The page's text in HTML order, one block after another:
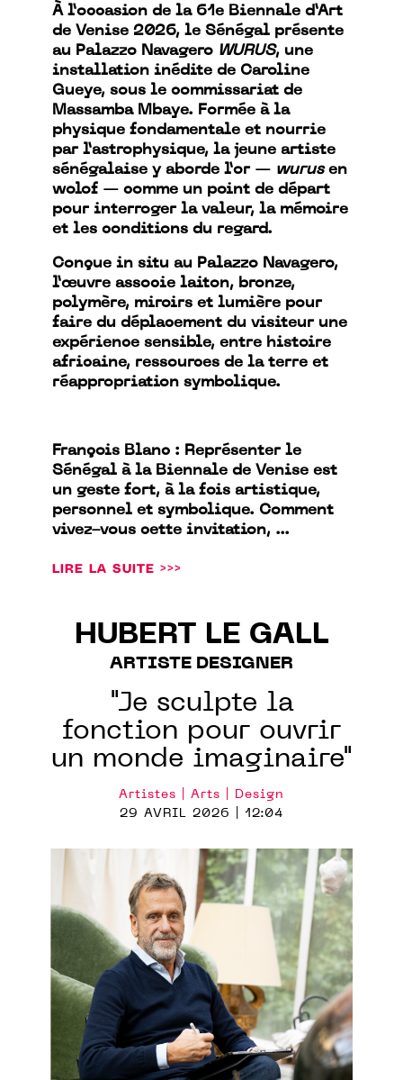
À l’occasion de la 61e Biennale d’Art
de Venise 2026, le Sénégal présente
au Palazzo Navagero WURUS, une
installation inédite de Caroline
Gueye, sous le commissariat de
Massamba Mbaye. Formée à la
physique fondamentale et nourrie
par l’astrophysique, la jeune artiste
sénégalaise y aborde l’or — wurusen
wolof — comme un point de départ
pour interroger la valeur, la mémoire
et les conditions du regard.
Conçue in situ au Palazzo Navagero,
l’œuvre associe laiton, bronze,
polymère, miroirs et lumière pour
faire du déplacement du visiteur une
expérience sensible, entre histoire
africaine, ressources de la terre et
réappropriation symbolique.
François Blanc : Représenter le
Sénégal à la Biennale de Venise est
un geste fort, à la fois artistique,
personnel et symbolique. Comment
vivez-vous cette invitation, ...
LIRE LA SUITE >>>
HUBERT LE GALL
ARTISTE DESIGNER
"Je sculpte la
fonction pour ouvrir
un monde imaginaire"
Artistes | Arts | Design
29 AVRIL 2026 | 12:04